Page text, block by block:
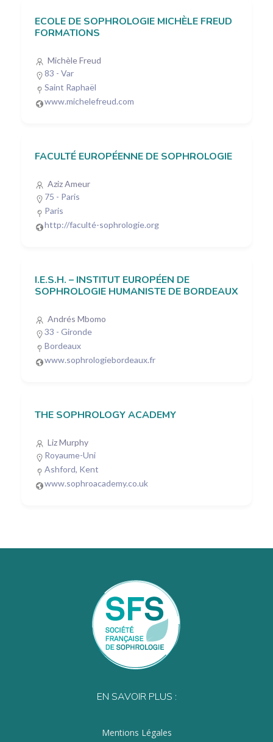
ECOLE DE SOPHROLOGIE MICHÈLE FREUD
FORMATIONS
Michèle Freud
83 - Var
Saint Raphaël
www.michelefreud.com
FACULTÉ EUROPÉENNE DE SOPHROLOGIE
Aziz Ameur
75 - Paris
Paris
http://faculté-sophrologie.org
I.E.S.H. – INSTITUT EUROPÉEN DE
SOPHROLOGIE HUMANISTE DE BORDEAUX
Andrés Mbomo
33 - Gironde
Bordeaux
www.sophrologiebordeaux.fr
THE SOPHROLOGY ACADEMY
Liz Murphy
Royaume-Uni
Ashford, Kent
www.sophroacademy.co.uk
EN SAVOIR PLUS :
Mentions Légales